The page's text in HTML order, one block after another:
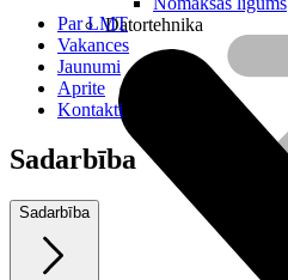
Datortehnika
Par LMT
Vakances
Jaunumi
Aprite
Kontakti
Sadarbība
Sadarbība